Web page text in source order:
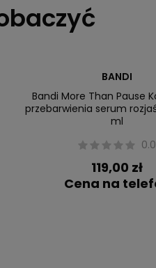
BANDI
Bandi More Than Pause
przebarwienia serum
ml
0.0
119,00 zł
Cena na